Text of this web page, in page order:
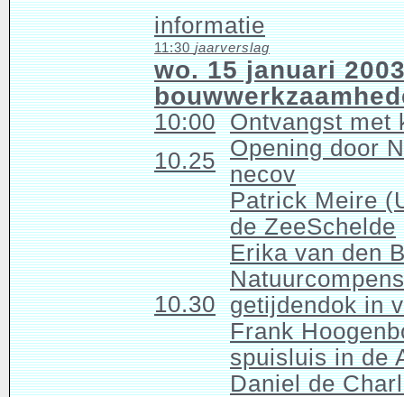
informatie
11:30jaarverslag
wo. 15 januari
10:00 Ontvangst met
10.25 Opening door
necov
10.30
Patrick Meire
de ZeeSchelde
Erika van den
getijdendok in
Frank
spuisluis in de
Daniel de